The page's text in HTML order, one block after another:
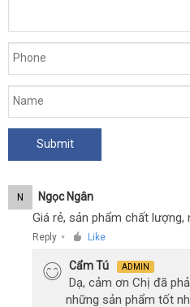
N Ngọc Ngân
Giá rẻ, sản phẩm chất lượng,
Reply ● Like
Cẩm Tú ADMIN
Dạ, cảm ơn Chị đã
những sản phẩm tốt